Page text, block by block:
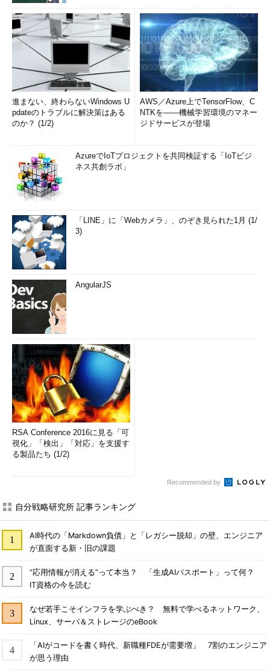
進まない、終わらないWindows U
pdateのトラブルに解決策はある
のか？ (1/2)
AWS／Azure上でTensorFlow、C
NTKを――機械学習環境のマネー
ジドサービスが登場
AzureでIoTプロジェクトを共同検証する「IoTビジ
ネス共創ラボ」
「LINE」に「Webカメラ」、のぞき見られた1月 (1/
3)
AngularJS
RSA Conference 2016に見る「可
視化」「検出」「対応」を支援す
る製品たち (1/2)
Recommended by
自分戦略研究所 記事ランキング
AI時代の「Markdown負債」と「レガシー脱却」の壁、エンジニア
が直面する新・旧の課題
“応用情報が消える”って本当？ 「生成AIパスポート」って何？
IT資格の今を読む
なぜ若手こそインフラを学ぶべき？ 無料で学べるネットワーク、
Linux、サーバ＆ストレージのeBook
「AIがコードを書く時代、新職種FDEが需要増」 7割のエンジニア
が思う理由